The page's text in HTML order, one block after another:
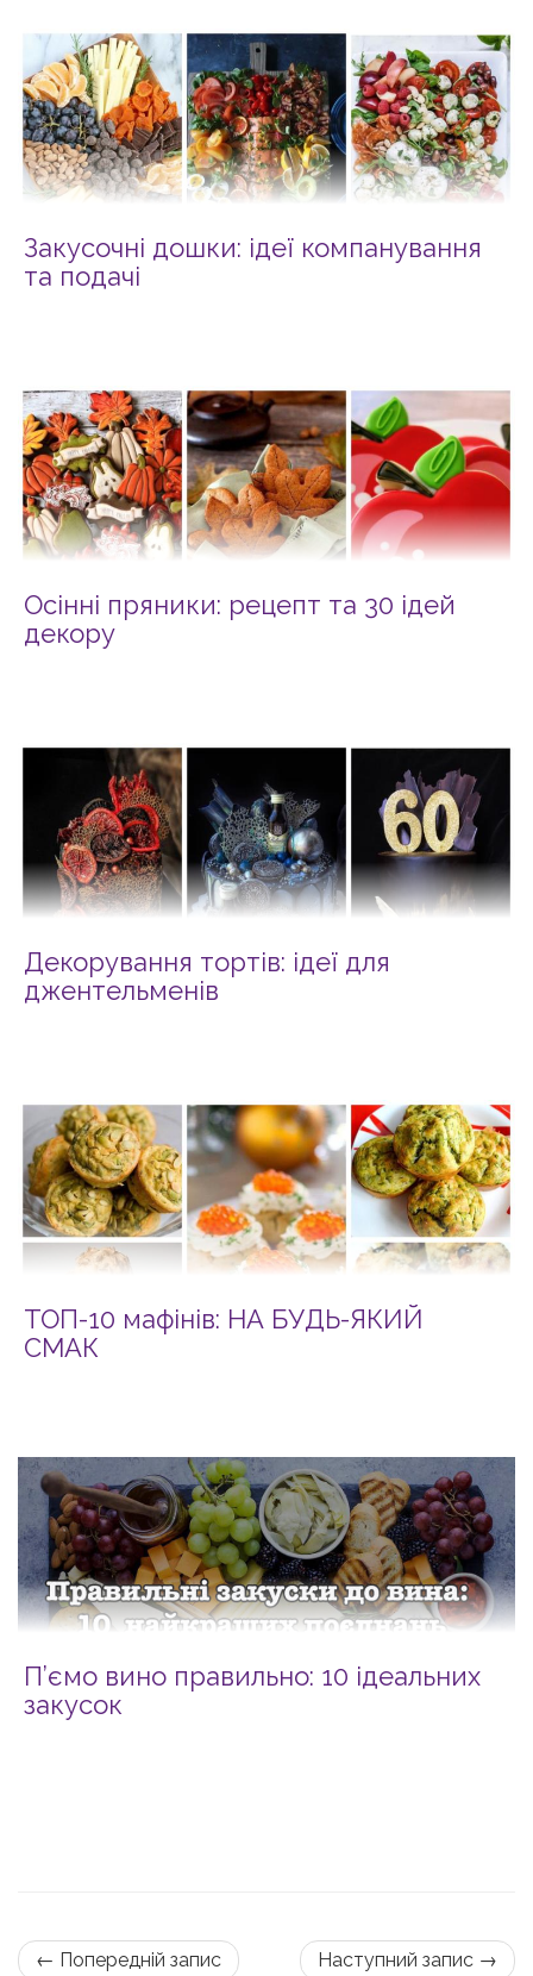
Закусочні дошки: ідеї компанування
та подачі
Осінні пряники: рецепт та 30 ідей
декору
Декорування тортів: ідеї для
джентельменів
ТОП-10 мафінів: НА БУДЬ-ЯКИЙ
СМАК
П’ємо вино правильно: 10 ідеальних
закусок
← Попередній запис Наступний запис →